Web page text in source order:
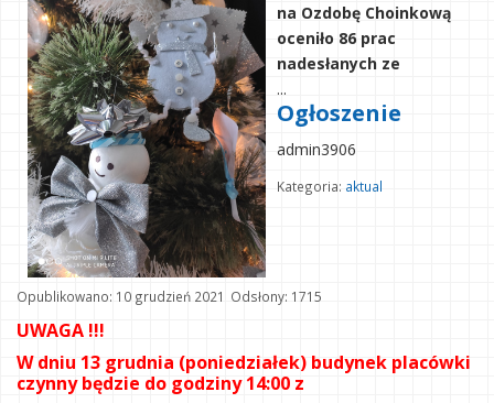
na Ozdobę Choinkową
oceniło 86 prac
nadesłanych ze
...
Ogłoszenie
admin3906
Kategoria: aktual
Opublikowano: 10 grudzień 2021 Odsłony: 1715
UWAGA !!!
W dniu 13 grudnia (poniedziałek) budynek placówki
czynny będzie do godziny 14:00 z